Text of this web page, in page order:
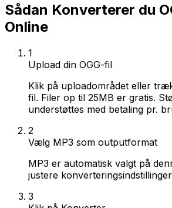
Sådan Konverterer du
Online
1
Upload din OGG-fil
Klik på uploadområdet eller
fil. Filer op til 25MB er gratis.
understøttes med betaling pr.
2
Vælg MP3 som outputformat
MP3 er automatisk valgt på
justere
3